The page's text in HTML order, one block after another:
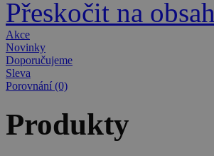
Přeskočit na obsah
Akce
Novinky
Doporučujeme
Sleva
Porovnání (0)
Produkty